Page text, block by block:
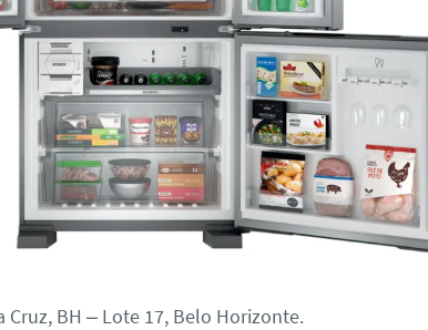
Cruz, BH – Lote 17, Belo Horizonte.